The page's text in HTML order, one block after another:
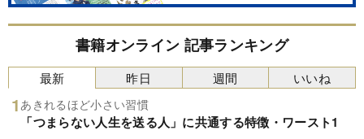
書籍オンライン 記事ランキング
最新
あきれるほど小さい習慣
「つまらない人生を送る人」に共通する特徴・ワースト1
昨日 週間 いいね